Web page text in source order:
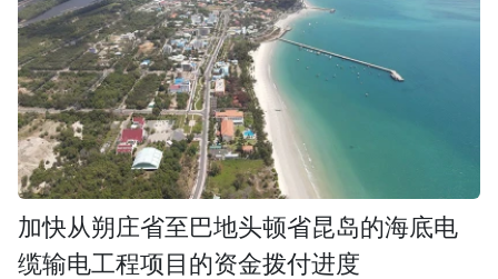
加快从朔庄省至巴地头顿省昆岛的海底电
缆输电工程项目的资金拨付进度